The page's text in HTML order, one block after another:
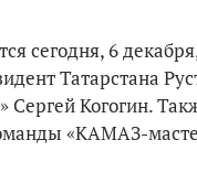
сегодня, 6
Татарстана
Когогин.
«КАМАЗ-